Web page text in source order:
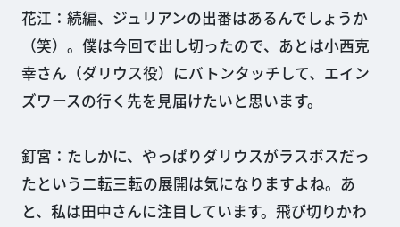
花江：続編、ジュリアンの出番はあるんでしょうか
（笑）。僕は今回で出し切ったので、あとは小西克
幸さん（ダリウス役）にバトンタッチして、エイン
ズワースの行く先を見届けたいと思います。
釘宮：たしかに、やっぱりダリウスがラスボスだっ
たという二転三転の展開は気になりますよね。あ
と、私は田中さんに注目しています。飛び切りかわ